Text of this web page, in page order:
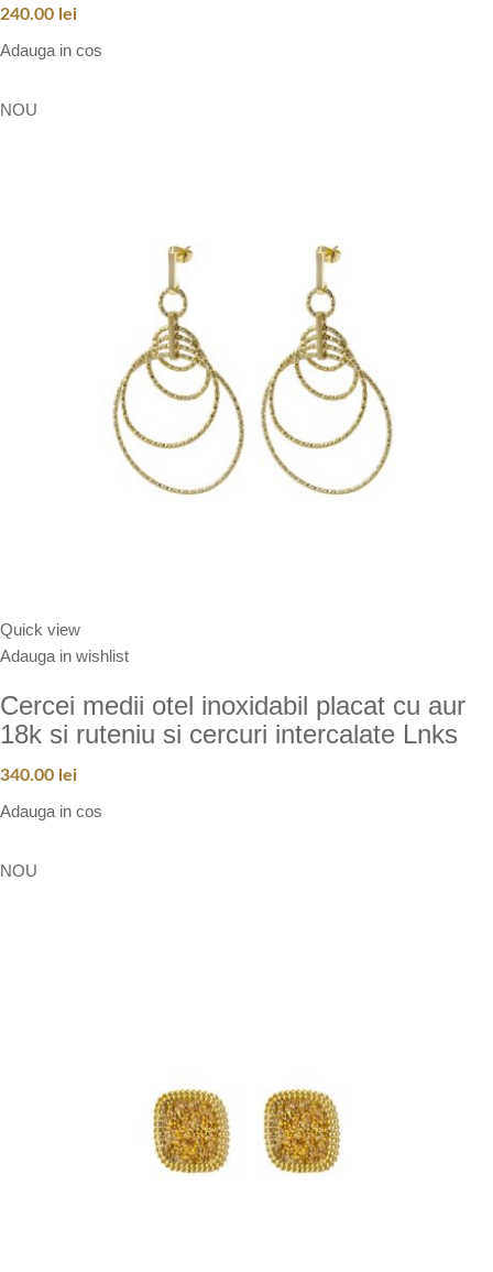
240.00 lei
Adauga in cos
NOU
Quick view
Adauga in wishlist
Cercei medii otel inoxidabil placat cu aur
18k si ruteniu si cercuri intercalate Lnks
340.00 lei
Adauga in cos
NOU